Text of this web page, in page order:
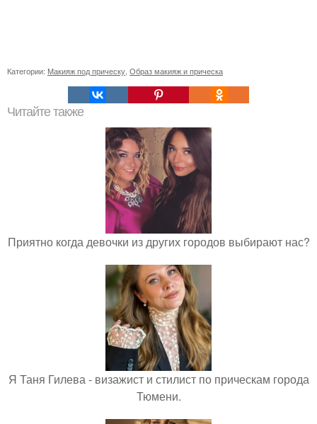
Категории: Макияж под прическу Образ макияж и прическа
Читайте также
Приятно когда девочки из других городов выбирают нас?
Я Таня Гилева - визажист и стилист по прическам города
Тюмени.